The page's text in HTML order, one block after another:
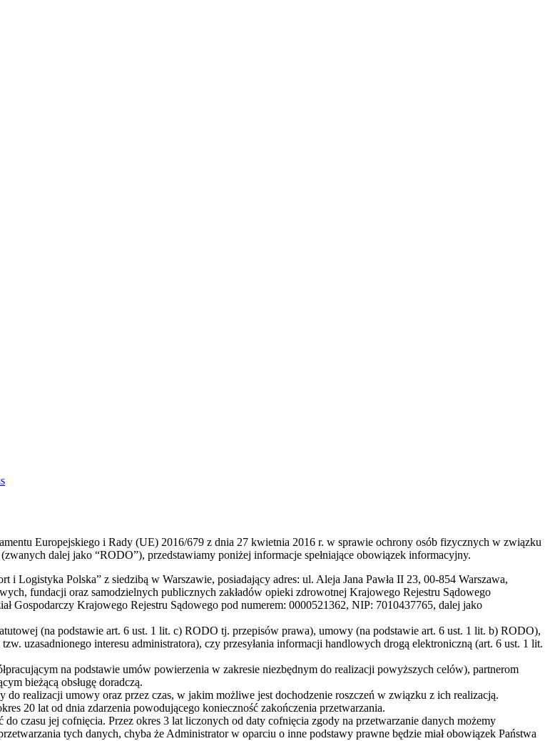
Europejskiego i Rady (UE) 2016/679 z dnia 27 kwietnia 2016 r. w sprawie ochrony osób fizycznych w związku
dalej jako “RODO”), przedstawiamy poniżej informacje spełniające obowiązek informacyjny.
Logistyka Polska” z siedzibą w Warszawie, posiadający adres: ul. Aleja Jana Pawła II 23, 00-854 Warszawa,
fundacji oraz samodzielnych publicznych zakładów opieki zdrowotnej Krajowego Rejestru Sądowego
Gospodarczy Krajowego Rejestru Sądowego pod numerem: 0000521362, NIP: 7010437765, dalej jako
(na podstawie art. 6 ust. 1 lit. c) RODO tj. przepisów prawa), umowy (na podstawie art. 6 ust. 1 lit. b) RODO),
uzasadnionego interesu administratora), czy przesyłania informacji handlowych drogą elektroniczną (art. 6 ust. 1 lit.
na podstawie umów powierzenia w zakresie niezbędnym do realizacji powyższych celów), partnerom
bieżącą obsługę doradczą.
do realizacji umowy oraz przez czas, w jakim możliwe jest dochodzenie roszczeń w związku z ich realizacją.
20 lat od dnia zdarzenia powodującego konieczność zakończenia przetwarzania.
czasu jej cofnięcia. Przez okres 3 lat liczonych od daty cofnięcia zgody na przetwarzanie danych możemy
tych danych, chyba że Administrator w oparciu o inne podstawy prawne będzie miał obowiązek Państwa